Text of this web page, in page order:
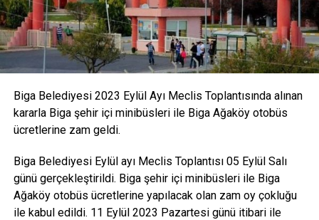
azaltacak kademeli sekilerin yapılması olduğunu belirten
Prof. Dr. Doğan Perinçek, “Burada yapılması gereken, ilk
başta heyelan malzemesini toparlamadan önce, yamaç
eğilimini azaltmaktı. Tepeden başlayarak sekiler
kazıkları çakacaktık. Sekileri oluşturmadan bu işlem
yapıldığı için yamaç eğimi yüksek kaldı, doğa dengesini
bulamadı ve heyelan oldu. Şimdi kendi dengesini bulmaya
çalışıyor. Eğer yamaç eğilimi azaltılsaydı bu heyelan
olmayacaktı” diye konuştu.
canakkaleninrehberi
Biga Belediyesi 2023 Eylül Ayı Meclis Toplantısında alınan
kararla Biga şehir içi minibüsleri ile Biga Ağaköy otobüs
ücretlerine zam geldi.
Biga Belediyesi Eylül ayı Meclis Toplantısı 05 Eylül Salı
günü gerçekleştirildi. Biga şehir içi minibüsleri ile Biga
Ağaköy otobüs ücretlerine yapılacak olan zam oy çokluğu
ile kabul edildi. 11 Eylül 2023 Pazartesi günü itibari ile